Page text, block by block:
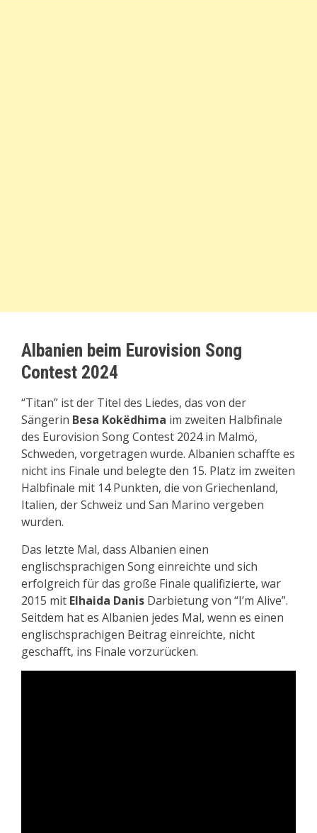
Albanien beim Eurovision Song
Contest 2024
“Titan” ist der Titel des Liedes, das von der
Sängerin Besa Kokëdhima im zweiten Halbfinale
des Eurovision Song Contest 2024 in Malmö,
Schweden, vorgetragen wurde. Albanien schaffte es
nicht ins Finale und belegte den 15. Platz im zweiten
Halbfinale mit 14 Punkten, die von Griechenland,
Italien, der Schweiz und San Marino vergeben
wurden.
Das letzte Mal, dass Albanien einen
englischsprachigen Song einreichte und sich
erfolgreich für das große Finale qualifizierte, war
2015 mit Elhaida Danis Darbietung von “I’m Alive”.
Seitdem hat es Albanien jedes Mal, wenn es einen
englischsprachigen Beitrag einreichte, nicht
geschafft, ins Finale vorzurücken.